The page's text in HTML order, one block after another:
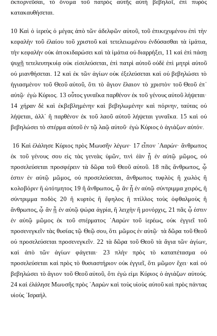
ἐκπορνεῦσαι, τὸ ὄνομα τοῦ πατρὸς αὐτῆς αὐτὴ βεβηλοῖ, ἐπὶ πυρὸς
κατακαυθήσεται.
10 Καὶ ὁ ἱερεὺς ὁ μέγας ἀπὸ τῶν ἀδελφῶν αὐτοῦ, τοῦ ἐπικεχυμένου ἐπὶ τὴν
κεφαλὴν τοῦ ἐλαίου τοῦ χριστοῦ καὶ τετελειωμένου ἐνδύσασθαι τὰ ἱμάτια,
τὴν κεφαλὴν οὐκ ἀποκιδαρώσει καὶ τὰ ἱμάτια οὐ διαρρήξει, 11 καὶ ἐπὶ πάσῃ
ψυχῇ τετελευτηκυίᾳ οὐκ εἰσελεύσεται, ἐπὶ πατρὶ αὐτοῦ οὐδὲ ἐπὶ μητρὶ αὐτοῦ
οὐ μιανθήσεται. 12 καὶ ἐκ τῶν ἁγίων οὐκ ἐξελεύσεται καὶ οὐ βεβηλώσει τὸ
ἡγιασμένον τοῦ Θεοῦ αὐτοῦ, ὅτι τὸ ἅγιον ἔλαιον τὸ χριστὸν τοῦ Θεοῦ ἐπ᾿
αὐτῷ· ἐγὼ Κύριος. 13 οὗτος γυναῖκα παρθένον ἐκ τοῦ γένους αὐτοῦ λήψεται·
14 χήραν δὲ καὶ ἐκβεβλημένην καὶ βεβηλωμένην καὶ πόρνην, ταύτας οὐ
λήψεται, ἀλλ᾿ ἢ παρθένον ἐκ τοῦ λαοῦ αὐτοῦ λήψεται γυναῖκα. 15 καὶ οὐ
βεβηλώσει τὸ σπέρμα αὐτοῦ ἐν τῷ λαῷ αὐτοῦ· ἐγὼ Κύριος ὁ ἁγιάζων αὐτόν.
16 Καὶ ἐλάλησε Κύριος πρὸς Μωυσῆν λέγων· 17 εἶπον ᾿Ααρών· ἄνθρωπος
ἐκ τοῦ γένους σου εἰς τὰς γενεὰς ὑμῶν, τινὶ ἐὰν ᾖ ἐν αὐτῷ μῶμος, οὐ
προσελεύσεται προσφέρειν τὰ δῶρα τοῦ Θεοῦ αὐτοῦ. 18 πᾶς ἄνθρωπος, ᾧ
ἐστιν ἐν αὐτῷ μῶμος, οὐ προσελεύσεται, ἄνθρωπος τυφλὸς ἢ χωλὸς ἢ
κολοβόριν ἢ ὠτότμητος 19 ἢ ἄνθρωπος, ᾧ ἂν ᾖ ἐν αὐτῷ σύντριμμα χειρός, ἢ
σύντριμμα ποδὸς 20 ἢ κυρτὸς ἢ ἔφηλος ἢ πτίλλος τοὺς ὀφθαλμοὺς ἢ
ἄνθρωπος, ᾧ ἂν ᾖ ἐν αὐτῷ ψώρα ἀγρία, ἢ λειχὴν ἢ μονόρχις, 21 πᾶς ᾧ ἐστιν
ἐν αὐτῷ μῶμος ἐκ τοῦ σπέρματος ᾿Ααρὼν τοῦ ἱερέως, οὐκ ἐγγιεῖ τοῦ
προσενεγκεῖν τὰς θυσίας τῷ Θεῷ σου, ὅτι μῶμος ἐν αὐτῷ· τὰ δῶρα τοῦ Θεοῦ
οὐ προσελεύσεται προσενεγκεῖν. 22 τὰ δῶρα τοῦ Θεοῦ τὰ ἅγια τῶν ἁγίων,
καὶ ἀπὸ τῶν ἁγίων φάγεται· 23 πλὴν πρὸς τὸ καταπέτασμα οὐ
προσελεύσεται καὶ πρὸς τὸ θυσιαστήριον οὐκ ἐγγιεῖ, ὅτι μῶμον ἔχει· καὶ οὐ
βεβηλώσει τὸ ἅγιον τοῦ Θεοῦ αὐτοῦ, ὅτι ἐγώ εἰμι Κύριος ὁ ἁγιάζων αὐτούς.
24 καὶ ἐλάλησε Μωυσῆς πρὸς ᾿Ααρὼν καὶ τοὺς υἱοὺς αὐτοῦ καὶ πρὸς πάντας
υἱοὺς ᾿Ισραήλ.